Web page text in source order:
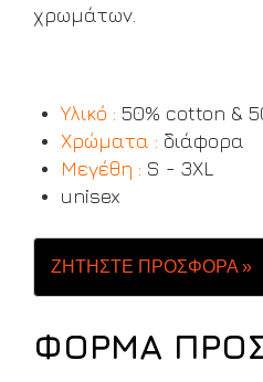
χρωμάτων.
Υλικό : 50% cotton &
Χρώματα : διάφορα
Μεγέθη : S - 3XL
unisex
ΖΗΤΗΣΤΕ ΠΡΟΣΦΟΡΑ »
ΦΟΡΜΑ